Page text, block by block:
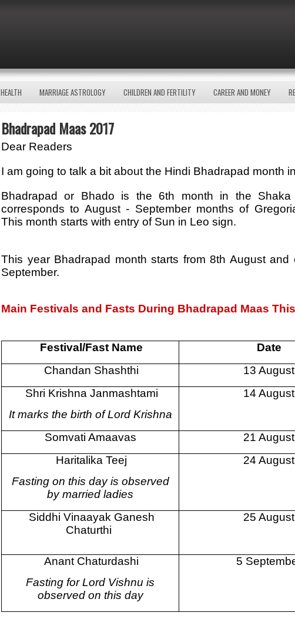
HEALTH MARRIAGE ASTROLOGY CHILDREN AND FERTILITY CAREER AND MONEY
Bhadrapad Maas 2017
Dear Readers
I am going to talk a bit about the Hindi Bhadrapad month
Bhadrapad or Bhado is the 6th month in the Shaka
corresponds to August - September months of
This month starts with entry of Sun in Leo sign.
This year Bhadrapad month starts from 8th August and
September.
Main Festivals and Fasts During Bhadrapad Maas
Festival/Fast Name
Date
Chandan Shashthi
13 August
Shri Krishna Janmashtami
It marks the birth of Lord Krishna
14 August
Somvati Amaavas
21 August
Haritalika Teej
Fasting on this day is observed
by married ladies
24 August
Siddhi Vinaayak Ganesh
Chaturthi
25 August
Anant Chaturdashi
Fasting for Lord Vishnu is
observed on this day
5